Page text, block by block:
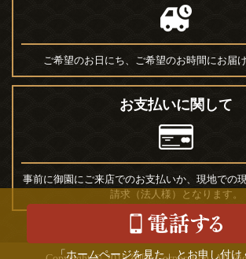
ご希望のお日にち、ご希望のお時間にお届
お支払いに関して
事前に御園にご来店でのお支払いか、現地での
請求（法人様）となります。
「ホームページを見た」とお申し付け